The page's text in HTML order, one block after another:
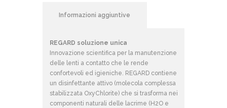
Informazioni aggiuntive
REGARD soluzione unica
Innovazione scientifica per la manutenzione
delle lenti a contatto che le rende
confortevoli ed igieniche. REGARD contiene
un disinfettante attivo (molecola complessa
stabilizzata OxyChlorite) che si trasforma nei
componenti naturali delle lacrime (H2O e